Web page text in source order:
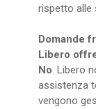
rispetto alle
Domande
Libero
No. Libero
assistenza
vengono